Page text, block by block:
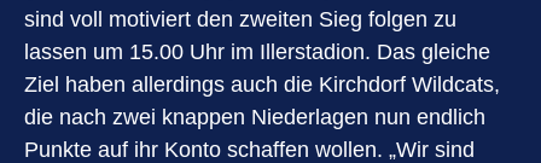
sind voll motiviert den zweiten Sieg folgen zu
lassen um 15.00 Uhr im Illerstadion. Das gleiche
Ziel haben allerdings auch die Kirchdorf Wildcats,
die nach zwei knappen Niederlagen nun endlich
Punkte auf ihr Konto schaffen wollen. „Wir sind